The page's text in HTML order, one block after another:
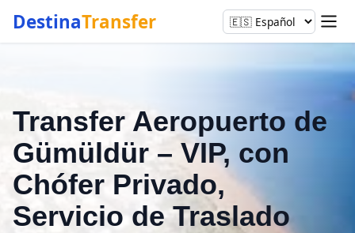
DestinaTransfer
Transfer Aeropuerto de
Gümüldür – VIP, con
Chófer Privado,
Servicio de Traslado